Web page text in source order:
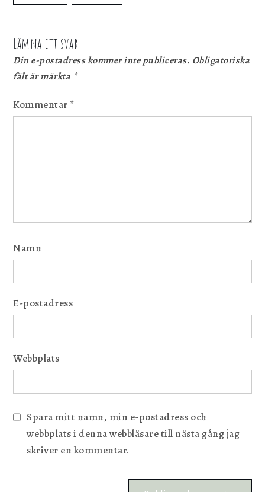
Lämna ett svar
Din e-postadress kommer inte publiceras. Obligatoriska
fält är märkta *
Kommentar*
Namn
E-postadress
Webbplats
Spara mitt namn, min e-postadress och
webbplats i denna webbläsare till nästa gång jag
skriver en kommentar.